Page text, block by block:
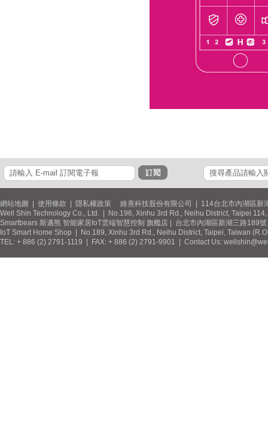
網站地圖 使用條款 隱私權政策 維熹科技股份有限公司 | 114台北市內湖區新
Well Shin Technology Co., Ltd. | No.196, Xinhu 3rd Rd., Neihu District, Taipei
Smartbears 斯邁熊 智能家居IoT雲端智慧控制 旗艦店 | 台北市內湖區新湖三路189
IoT Smart Home Shop | No.189, Xinhu 3rd Rd., Neihu District, Taipei, Taiwan
TEL: + 886 (2) 2791-1119 | FAX: + 886 (2) 2791-9901 | Contact Us: